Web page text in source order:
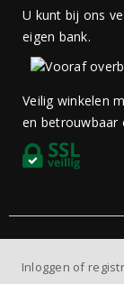
U kunt bij ons
eigen bank.
Veilig winkelen
en betrouwbaar
Inloggen of